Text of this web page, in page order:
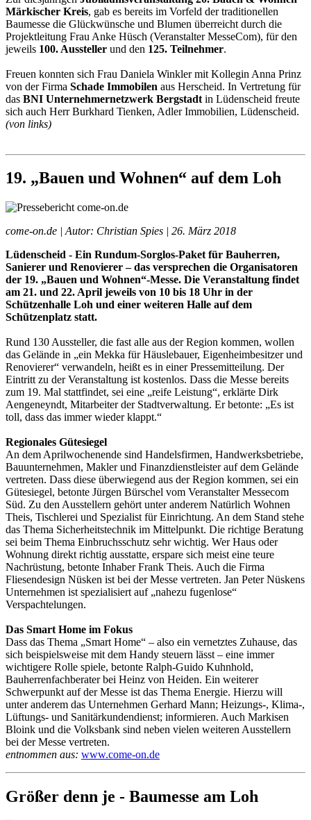
Märkischer Kreis, gab es bereits im Vorfeld der traditionellen
Baumesse die Glückwünsche und Blumen überreicht durch die
Projektleitung Frau Anke Hüsch (Veranstalter MesseCom), für den
jeweils 100. Aussteller und den 125. Teilnehmer.
Freuen konnten sich Frau Daniela Winkler mit Kollegin Anna Prinz
von der Firma Schade Immobilen aus Herscheid. In Vertretung für
das BNI Unternehmernetzwerk Bergstadt in Lüdenscheid freute
sich auch Herr Burkhard Tienken, Adler Immobilien, Lüdenscheid.
(von links)
19. „Bauen und Wohnen“ auf dem Loh
come-on.de | Autor: Christian Spies | 26. März 2018
Lüdenscheid - Ein Rundum-Sorglos-Paket für Bauherren,
Sanierer und Renovierer – das versprechen die Organisatoren
der 19. „Bauen und Wohnen“-Messe. Die Veranstaltung findet
am 21. und 22. April jeweils von 10 bis 18 Uhr in der
Schützenhalle Loh und einer weiteren Halle auf dem
Schützenplatz statt.
Rund 130 Aussteller, die fast alle aus der Region kommen, wollen
das Gelände in „ein Mekka für Häuslebauer, Eigenheimbesitzer und
Renovierer“ verwandeln, heißt es in einer Pressemitteilung. Der
Eintritt zu der Veranstaltung ist kostenlos. Dass die Messe bereits
zum 19. Mal stattfindet, sei eine „reife Leistung“, erklärte Dirk
Aengeneyndt, Mitarbeiter der Stadtverwaltung. Er betonte: „Es ist
toll, dass das immer wieder klappt.“
Regionales Gütesiegel
An dem Aprilwochenende sind Handelsfirmen, Handwerksbetriebe,
Bauunternehmen, Makler und Finanzdienstleister auf dem Gelände
vertreten. Dass diese überwiegend aus der Region kommen, sei ein
Gütesiegel, betonte Jürgen Bürschel vom Veranstalter Messecom
Süd. Zu den Ausstellern gehört unter anderem Natürlich Wohnen
Theis, Tischlerei und Spezialist für Einrichtung. An dem Stand stehe
das Thema Sicherheitstechnik im Mittelpunkt. Die richtige Beratung
sei beim Thema Einbruchsschutz sehr wichtig. Wer Haus oder
Wohnung direkt richtig ausstatte, erspare sich meist eine teure
Nachrüstung, betonte Inhaber Frank Theis. Auch die Firma
Fliesendesign Nüsken ist bei der Messe vertreten. Jan Peter Nüskens
Unternehmen ist spezialisiert auf „nahezu fugenlose“
Verspachtelungen.
Das Smart Home im Fokus
Dass das Thema „Smart Home“ – also ein vernetztes Zuhause, das
sich beispielsweise mit dem Handy steuern lässt – eine immer
wichtigere Rolle spiele, betonte Ralph-Guido Kuhnhold,
Bauherrenfachberater bei Heinz von Heiden. Ein weiterer
Schwerpunkt auf der Messe ist das Thema Energie. Hierzu will
unter anderem das Unternehmen Gerhard Mann; Heizungs-, Klima-,
Lüftungs- und Sanitärkundendienst; informieren. Auch Markisen
Bloink und die Volksbank sind neben vielen weiteren Ausstellern
bei der Messe vertreten.
entnommen aus: www.come-on.de
Größer denn je - Baumesse am Loh